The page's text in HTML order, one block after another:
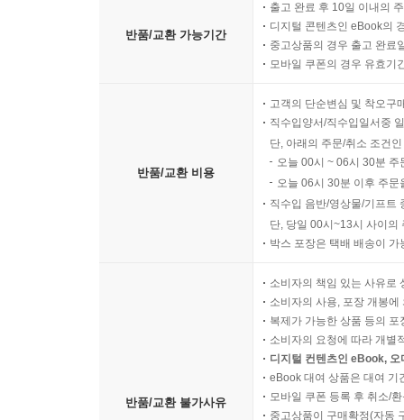
58. "요즘은 그런 식으로 일 안 해요"라는 후배의
59. 디지털 세상은 8G로 가는데, 나는 아직 2G에
60. 내 20년 노하우가 유튜브 영상 하나보다 가치
62. 기계가 내 일을 대신하는 세상, 나는 정말 필요
63. 다시 배우기엔 뇌가 굳었고, 안 배우기엔 당장
PART 10. [가족 소외] "돈 안 벌어오면, 당신이 이
64. 현관문 비밀번호 누를 때, 안에서 들리던 웃음
66. 거실 소파에 앉아 있어도 섬에 갇힌 것 같은 지
67. 돈 벌어다 줄 땐 '우리 아빠', 돈 못 버니 '삼식어
68. 집안 행사에 내 의견은 사라진 지 오래, 나는
69. 퇴직 후 아내와 마주 앉아 밥 먹는 게 취업 면접
70. "수고했다"는 말 한마디면 되는데, 가족들은 내
가족들의 웃음소리가 나만 비껴가는 것 같아 서글
그리고 명함 없는 내일이 두려워 잠 못 이루고 있다
이 책은 당신을 위한 가장 든든한 서바이벌 가이드
회사는 당신을 책임지지 않지만,
당신이 쌓아온 '시간'은 배신하지 않습니다.
이제 남이 설계한 그리드를 벗어나,
당신만의 자유로운 드로잉을 시작하십시오.
당신이라는 진짜 콘텐츠가 시작되는 최고의 전성
■ 이런 분들께 강력 추천합니다
? 퇴직이라는 단어만 들어도 가슴이 답답해지는 40
? 가족 안에서 '경제적 인출기'로만 느껴져 고독한
? 회사 타이틀 없이 '나 자신'으로 서는 법이 막막한
반품/교환 가능기간
출고 완료 후 10일 이내의
디지털 콘텐츠인 eBook의
중고상품의 경우 출고 완료
모바일 쿠폰의 경우 유효기
반품/교환 비용
고객의 단순변심 및 착오구
직수입양서/직수입일서중
단, 아래의 주문/취소 조건
오늘 00시 ~ 06시 30분
오늘 06시 30분 이후 주
직수입 음반/영상물/기프트
단, 당일 00시~13시 사이의
박스 포장은 택배 배송이
반품/교환 불가사유
소비자의 책임 있는 사유로
소비자의 사용, 포장 개봉
복제가 가능한 상품 등의
소비자의 요청에 따라 개별
디지털 컨텐츠인 eBook,
eBook 대여 상품은 대여 기
모바일 쿠폰 등록 후 취소/
중고상품이 구매확정(자동